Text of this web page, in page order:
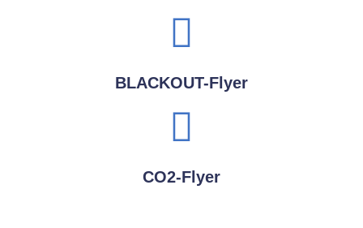
BLACKOUT-Flyer
CO2-Flyer